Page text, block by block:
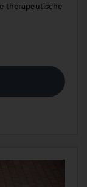
therapeutische